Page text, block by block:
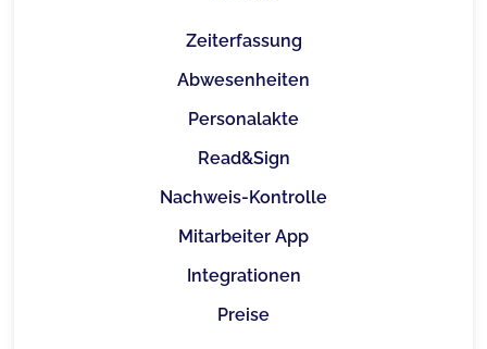
Zeiterfassung
Abwesenheiten
Personalakte
Read&Sign
Nachweis-Kontrolle
Mitarbeiter App
Integrationen
Preise